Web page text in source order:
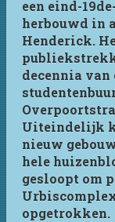
een eind-
herbouwd in
Henderick.
decennia van
Uiteindelijk
nieuw
hele
gesloopt om
opgetrokken.